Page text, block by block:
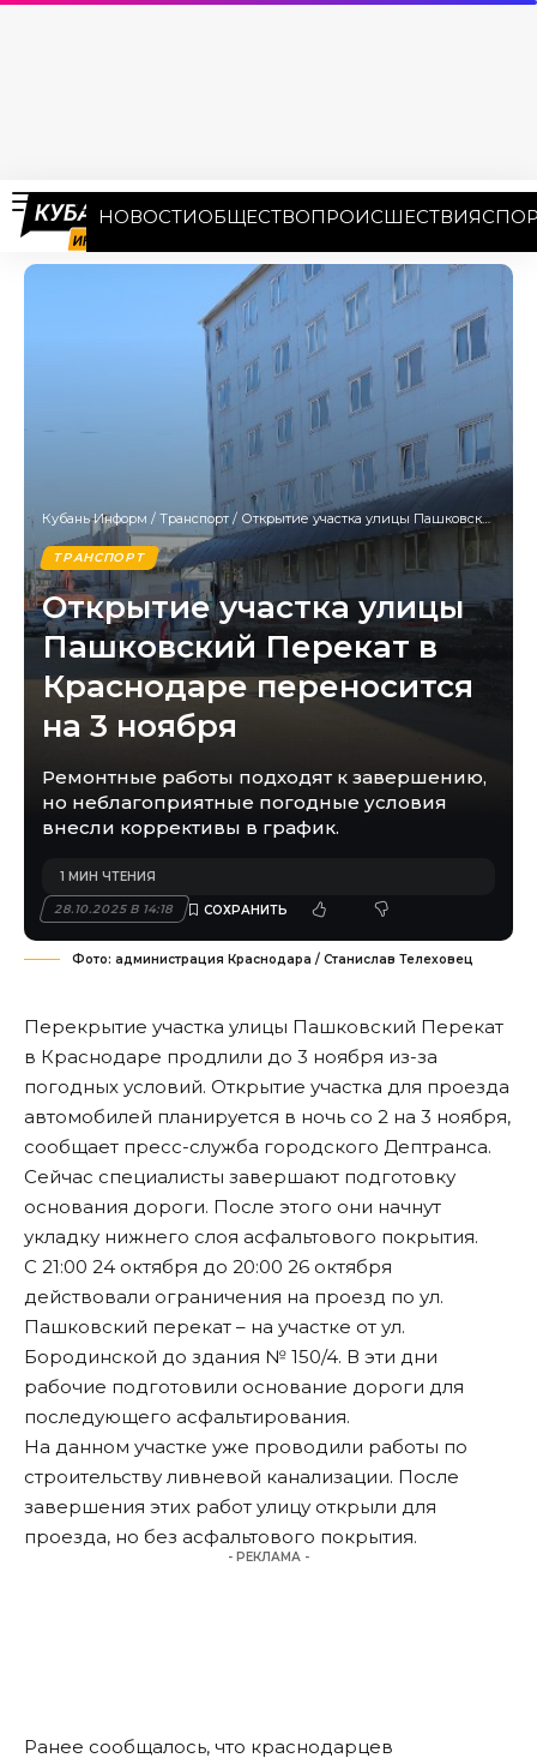
НОВОСТИОБЩЕСТВОПРОИСШЕСТВИЯ
Кубань Информ / Транспорт/ Открытие участка улицы Пашковский Перекат в Краснодаре переносится на 3 ноября
ТРАНСПОРТ
Открытие участка улицы
Пашковский Перекат в
Краснодаре переносится
на 3 ноября
Ремонтные работы подходят к завершению,
но неблагоприятные погодные условия
внесли коррективы в график.
28.10.2025 В 14:18
1 МИН ЧТЕНИЯ
Фото: администрация Краснодара / Станислав Телеховец
Перекрытие участка улицы Пашковский Перекат
в Краснодаре продлили до 3 ноября из-за
погодных условий. Открытие участка для проезда
автомобилей планируется в ночь со 2 на 3 ноября,
сообщает пресс-служба городского Дептранса.
Сейчас специалисты завершают подготовку
основания дороги. После этого они начнут
укладку нижнего слоя асфальтового покрытия.
С 21:00 24 октября до 20:00 26 октября
действовали ограничения на проезд по ул.
Пашковский перекат – на участке от ул.
Бородинской до здания № 150/4. В эти дни
рабочие подготовили основание дороги для
последующего асфальтирования.
На данном участке уже проводили работы по
строительству ливневой канализации. После
завершения этих работ улицу открыли для
проезда, но без асфальтового покрытия.
- РЕКЛАМА -
Ранее сообщалось, что краснодарцев